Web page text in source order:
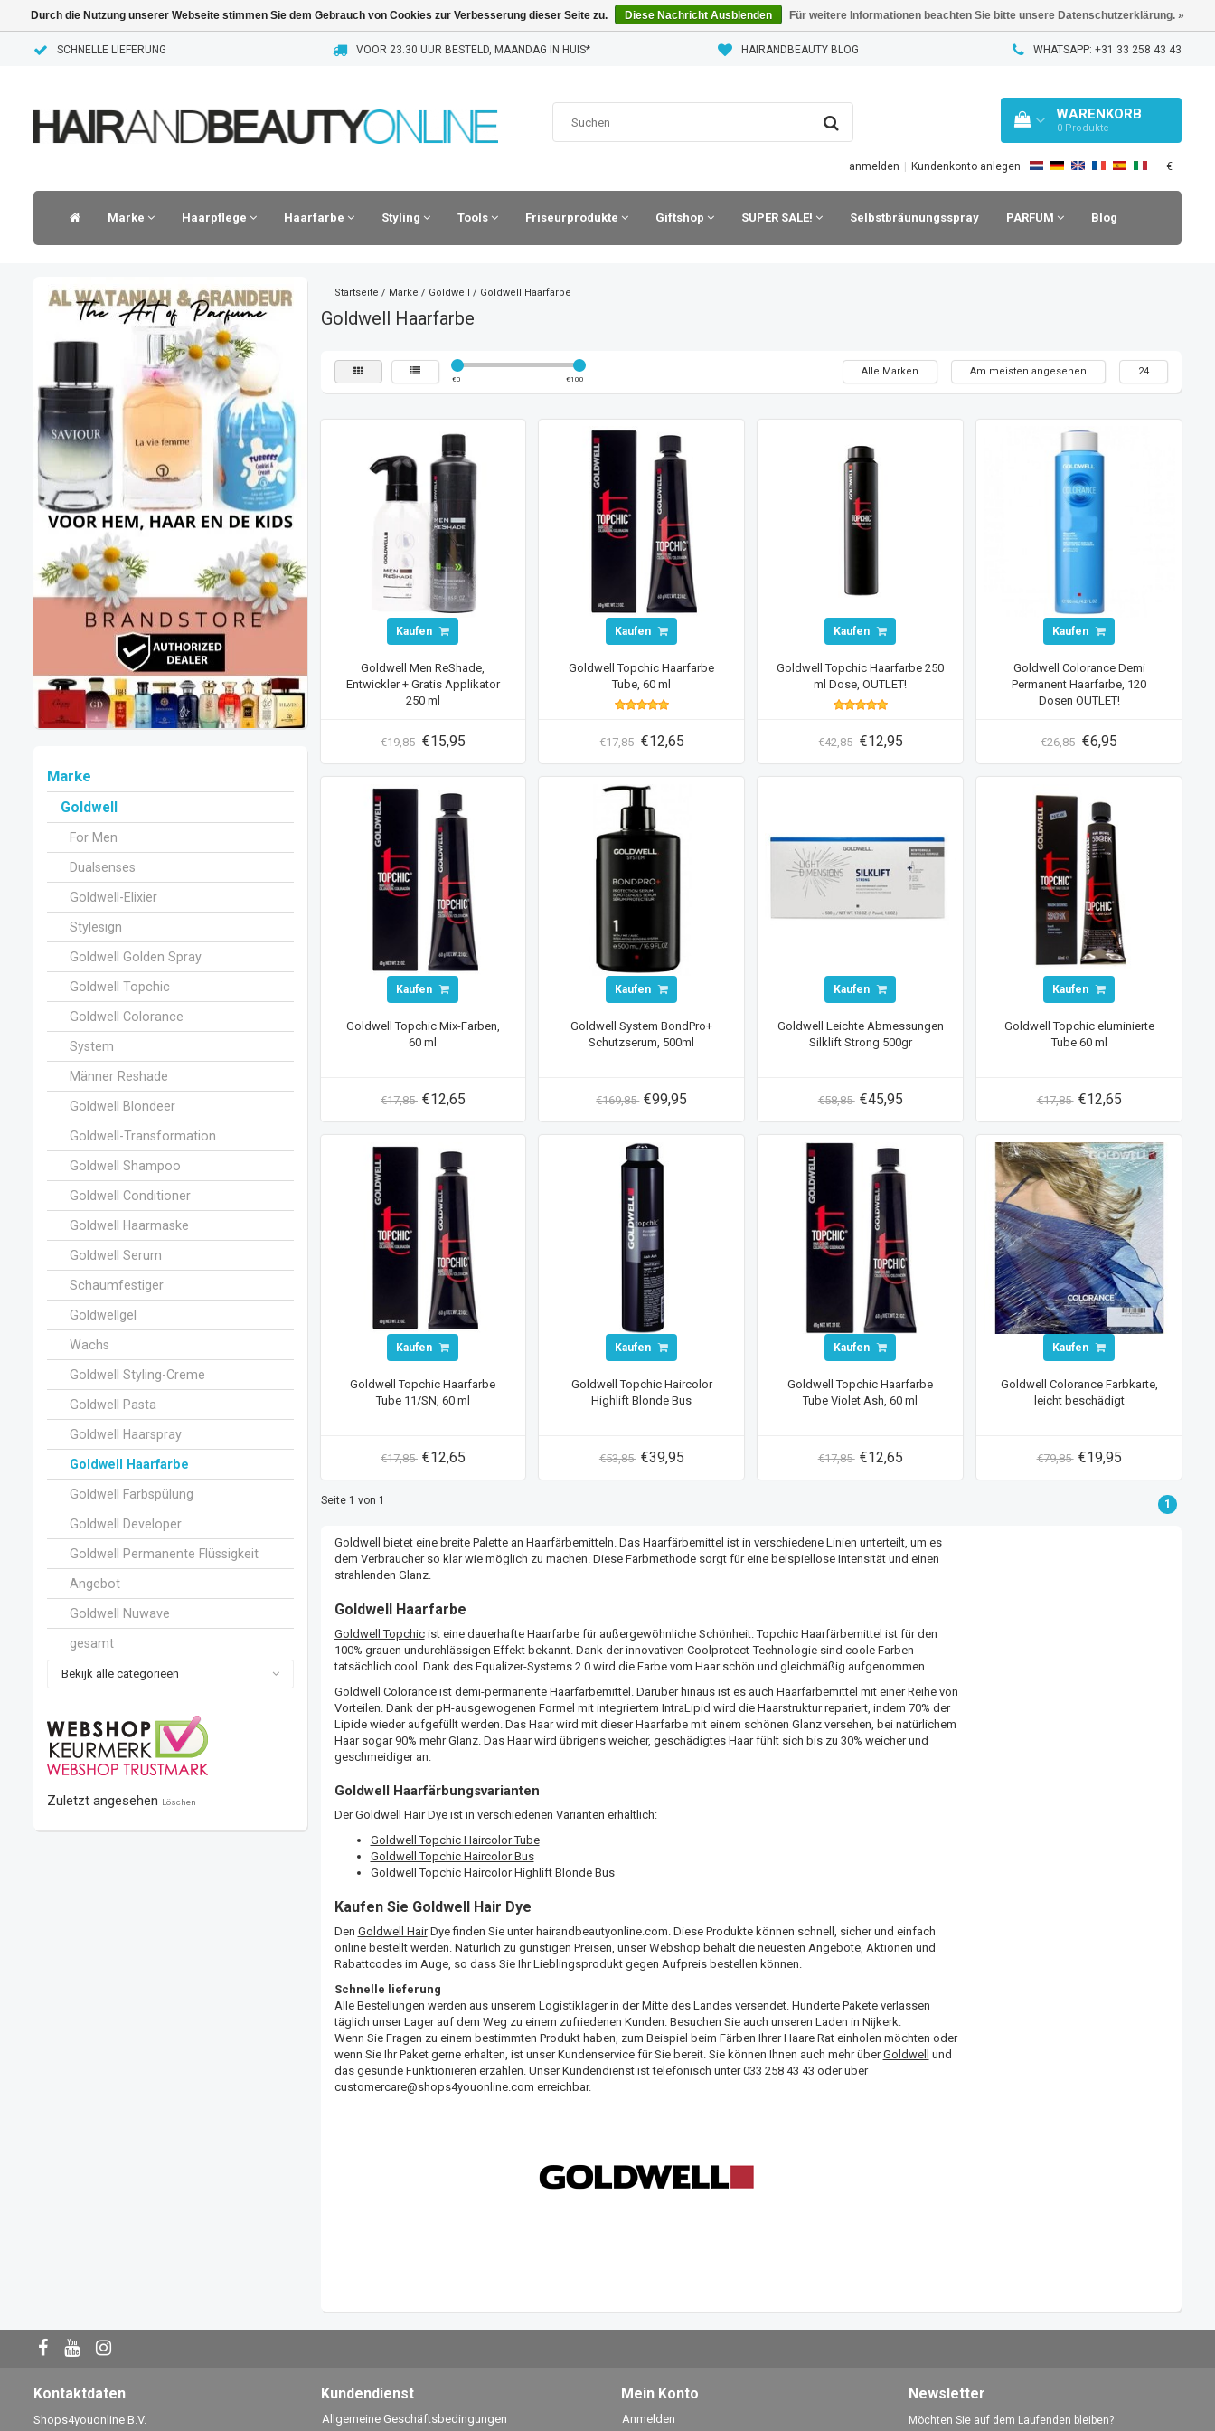
SCHNELLE LIEFERUNG VOOR 23.30 UUR BESTELD, MAANDAG IN HUIS* HAIRANDBEAUTY BLOG WHATSAPP: +31 33 258 43 43
WARENKORB
0 Produkte
anmelden Kundenkonto anlegen €
Marke Haarpflege Haarfarbe Styling Tools Friseurprodukte Giftshop SUPER SALE! Selbstbräunungsspray PARFUM Blog
Marke
Goldwell
For Men
Dualsenses
Goldwell-Elixier
Stylesign
Goldwell Golden Spray
Goldwell Topchic
Goldwell Colorance
System
Männer Reshade
Goldwell Blondeer
Goldwell-Transformation
Goldwell Shampoo
Goldwell Conditioner
Goldwell Haarmaske
Goldwell Serum
Schaumfestiger
Goldwellgel
Wachs
Goldwell Styling-Creme
Goldwell Pasta
Goldwell Haarspray
Goldwell Haarfarbe
Goldwell Farbspülung
Goldwell Developer
Goldwell Permanente Flüssigkeit
Angebot
Goldwell Nuwave
gesamt
Bekijk alle categorieen
Zuletzt angesehen Löschen
Startseite / Marke / Goldwell / Goldwell Haarfarbe
Goldwell Haarfarbe
€0 €100
Alle Marken Am meisten angesehen 24
Kaufen
Goldwell Men ReShade,
Entwickler + Gratis Applikator
250 ml
€19,85 €15,95
Kaufen
Goldwell Topchic Haarfarbe
Tube, 60 ml
€17,85 €12,65
Kaufen
Goldwell Topchic Haarfarbe 250
ml Dose, OUTLET!
€42,85 €12,95
Kaufen
Goldwell Colorance Demi
Permanent Haarfarbe, 120
Dosen OUTLET!
€26,85 €6,95
Kaufen
Goldwell Topchic Mix-Farben,
60 ml
€17,85 €12,65
Kaufen
Goldwell System BondPro+
Schutzserum, 500ml
€169,85 €99,95
Kaufen
Goldwell Leichte Abmessungen
Silklift Strong 500gr
€58,85 €45,95
Kaufen
Goldwell Topchic eluminierte
Tube 60 ml
€17,85 €12,65
Kaufen
Goldwell Topchic Haarfarbe
Tube 11/SN, 60 ml
€17,85 €12,65
Kaufen
Goldwell Topchic Haircolor
Highlift Blonde Bus
€53,85 €39,95
Kaufen
Goldwell Topchic Haarfarbe
Tube Violet Ash, 60 ml
€17,85 €12,65
Kaufen
Goldwell Colorance Farbkarte,
leicht beschädigt
€79,85 €19,95
Seite 1 von 1 1
Goldwell bietet eine breite Palette an Haarfärbemitteln. Das Haarfärbemittel ist in verschiedene Linien unterteilt, um es
dem Verbraucher so klar wie möglich zu machen. Diese Farbmethode sorgt für eine beispiellose Intensität und einen
strahlenden Glanz.
Goldwell Haarfarbe
Goldwell Topchicist eine dauerhafte Haarfarbe für außergewöhnliche Schönheit. Topchic Haarfärbemittel ist für den
100% grauen undurchlässigen Effekt bekannt. Dank der innovativen Coolprotect-Technologie sind coole Farben
tatsächlich cool. Dank des Equalizer-Systems 2.0 wird die Farbe vom Haar schön und gleichmäßig aufgenommen.
Goldwell Colorance ist demi-permanente Haarfärbemittel. Darüber hinaus ist es auch Haarfärbemittel mit einer Reihe von
Vorteilen. Dank der pH-ausgewogenen Formel mit integriertem IntraLipid wird die Haarstruktur repariert, indem 70% der
Lipide wieder aufgefüllt werden. Das Haar wird mit dieser Haarfarbe mit einem schönen Glanz versehen, bei natürlichem
Haar sogar 90% mehr Glanz. Das Haar wird übrigens weicher, geschädigtes Haar fühlt sich bis zu 30% weicher und
geschmeidiger an.
Goldwell Haarfärbungsvarianten
Der Goldwell Hair Dye ist in verschiedenen Varianten erhältlich:
Goldwell Topchic Haircolor Tube
Goldwell Topchic Haircolor Bus
Goldwell Topchic Haircolor Highlift Blonde Bus
Kaufen Sie Goldwell Hair Dye
Den Goldwell HairDye finden Sie unter hairandbeautyonline.com. Diese Produkte können schnell, sicher und einfach
online bestellt werden. Natürlich zu günstigen Preisen, unser Webshop behält die neuesten Angebote, Aktionen und
Rabattcodes im Auge, so dass Sie Ihr Lieblingsprodukt gegen Aufpreis bestellen können.
Schnelle lieferung
Alle Bestellungen werden aus unserem Logistiklager in der Mitte des Landes versendet. Hunderte Pakete verlassen
täglich unser Lager auf dem Weg zu einem zufriedenen Kunden. Besuchen Sie auch unseren Laden in Nijkerk.
Wenn Sie Fragen zu einem bestimmten Produkt haben, zum Beispiel beim Färben Ihrer Haare Rat einholen möchten oder
wenn Sie Ihr Paket gerne erhalten, ist unser Kundenservice für Sie bereit. Sie können Ihnen auch mehr überGoldwell und
das gesunde Funktionieren erzählen. Unser Kundendienst ist telefonisch unter 033 258 43 43 oder über
customercare@shops4youonline.com erreichbar.
Kontaktdaten
Shops4youonline B.V.
Kundendienst
Allgemeine Geschäftsbedingungen
Mein Konto
Anmelden
Newsletter
Möchten Sie auf dem Laufenden bleiben?
Durch die Nutzung unserer Webseite stimmen Sie dem Gebrauch von Cookies zur Verbesserung dieser Seite zu. Diese Nachricht Ausblenden Für weitere Informationen beachten Sie bitte unsere Datenschutzerklärung. »